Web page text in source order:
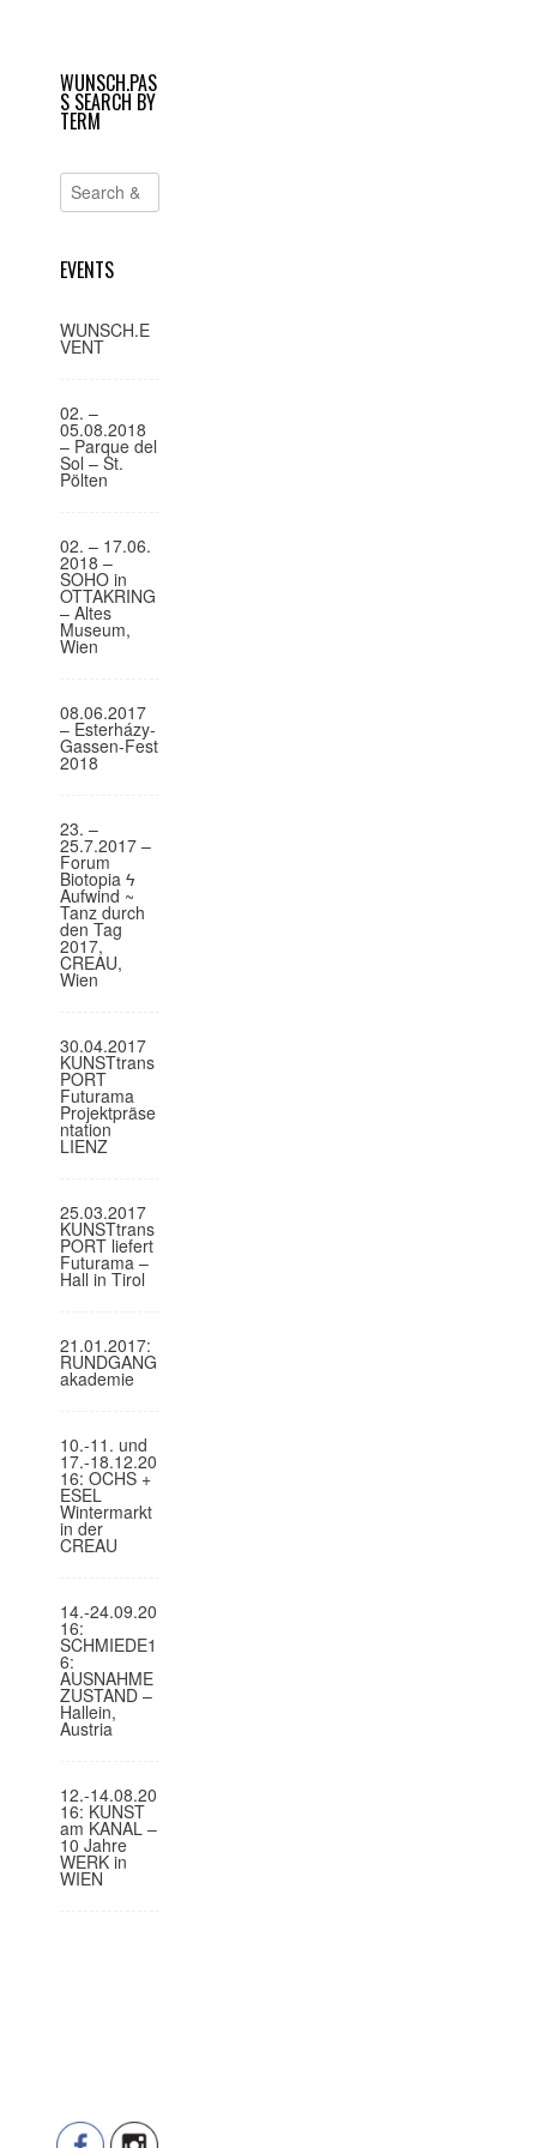
t
r
a
g
a
v
g
a
t
o
n
WUNSCH.PAS
S SEARCH BY
TERM
EVENTS
WUNSCH.E
VENT
02. –
05.08.2018
– Parque del
Sol – St.
Pölten
02. – 17.06.
2018 –
SOHO in
OTTAKRING
– Altes
Museum,
Wien
08.06.2017
– Esterházy-
Gassen-Fest
2018
23. –
25.7.2017 –
Forum
Biotopia ϟ
Aufwind ~
Tanz durch
den Tag
2017,
CREAU,
Wien
30.04.2017
KUNSTtrans
PORT
Futurama
Projektpräse
ntation
LIENZ
25.03.2017
KUNSTtrans
PORT liefert
Futurama –
Hall in Tirol
21.01.2017:
RUNDGANG
akademie
10.-11. und
17.-18.12.20
16: OCHS +
ESEL
Wintermarkt
in der
CREAU
14.-24.09.20
16:
SCHMIEDE1
6:
AUSNAHME
ZUSTAND –
Hallein,
Austria
12.-14.08.20
16: KUNST
am KANAL –
10 Jahre
WERK in
WIEN